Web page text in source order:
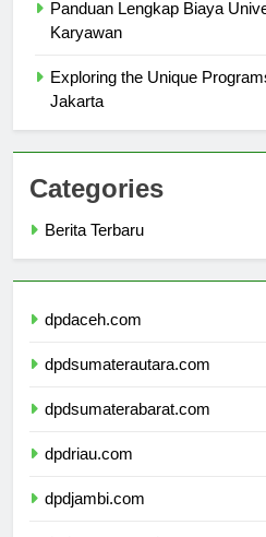
Panduan Lengkap Biaya
Exploring the Unique
Categories